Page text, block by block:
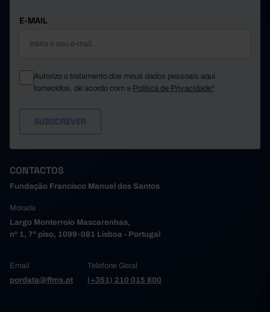
E-MAIL
Autorizo o tratamento dos meus dados pessoais aqui
fornecidos, de acordo com a Política de Privacidade*
CONTACTOS
Fundação Francisco Manuel dos Santos
Morada
Largo Monterroio Mascarenhas,
nº 1, 7º piso, 1099-081 Lisboa - Portugal
Email
pordata@ffms.pt
Telefone Geral
(+351) 210 015 800